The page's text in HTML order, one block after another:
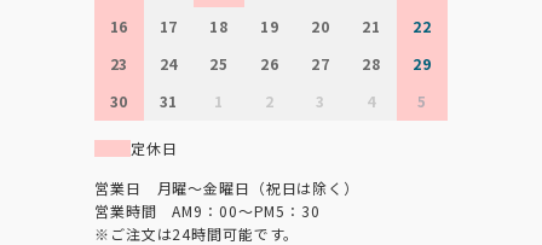
16
17 18 19 20 21
22
23
24 25 26 27 28
29
30
31 1 2 3 4 5
定休日
営業日 月曜～金曜日（祝日は除く）
営業時間 AM9：00～PM5：30
※ご注文は24時間可能です。